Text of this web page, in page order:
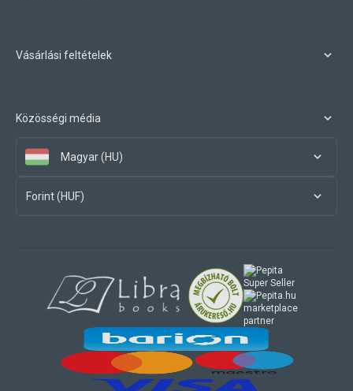
Vásárlási feltételek
Közösségi média
Magyar (HU)
Forint (HUF)
marketplace
partner